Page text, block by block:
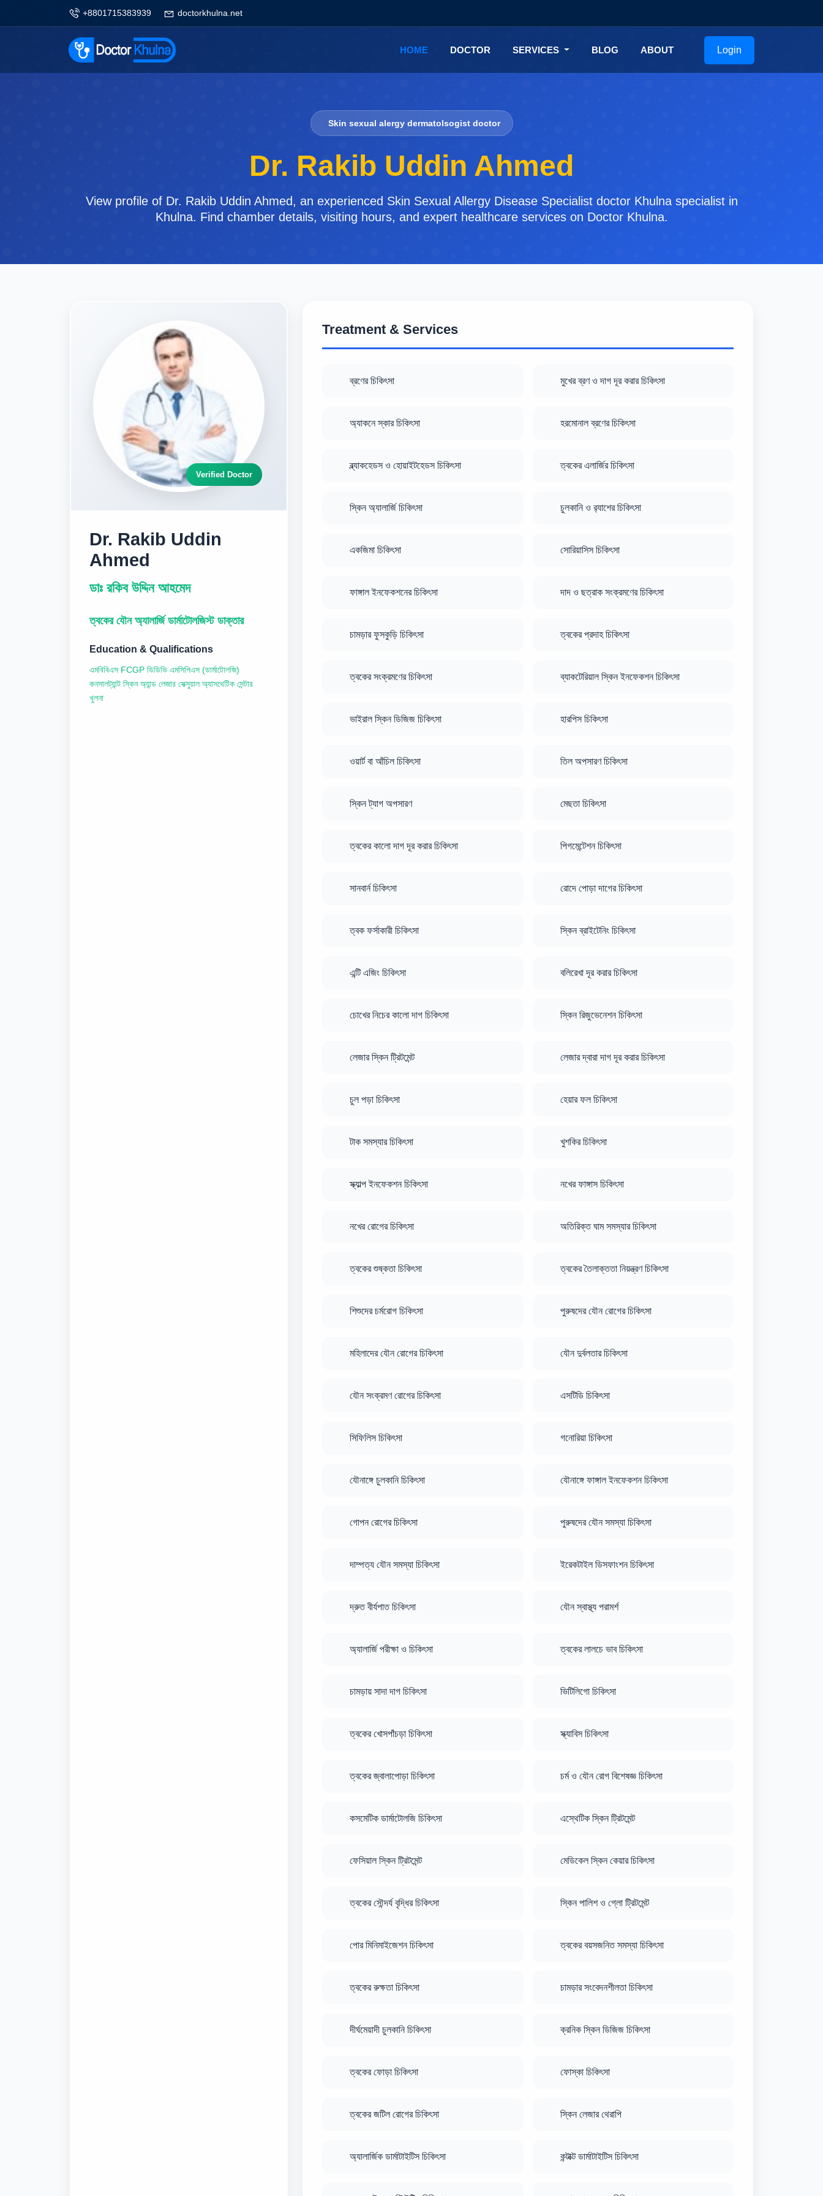
+8801715383939 doctorkhulna.net
HOME DOCTOR SERVICES BLOG ABOUT Login
Skin sexual alergy dermatolsogist doctor
Dr. Rakib Uddin Ahmed
View profile of Dr. Rakib Uddin Ahmed, an experienced Skin Sexual Allergy Disease Specialist doctor Khulna specialist in
Khulna. Find chamber details, visiting hours, and expert healthcare services on Doctor Khulna.
Verified Doctor
Dr. Rakib Uddin
Ahmed
ডাঃ রকিব উদ্দিন আহমেদ
ত্বকের যৌন অ্যালার্জি ডার্মাটোলজিস্ট ডাক্তার
Education & Qualifications
এমবিবিএস FCGP ডিডিভি এমসিপিএস (ডার্মাটোলজি)
কনসালট্যান্ট স্কিন অ্যান্ড লেজার সেক্সুয়াল অ্যাসথেটিক সেন্টার
খুলনা
Treatment & Services
ব্রণের চিকিৎসা মুখের ব্রণ ও দাগ দূর করার চিকিৎসা
অ্যাকনে স্কার চিকিৎসা হরমোনাল ব্রণের চিকিৎসা
ব্ল্যাকহেডস ও হোয়াইটহেডস চিকিৎসা ত্বকের এলার্জির চিকিৎসা
স্কিন অ্যালার্জি চিকিৎসা চুলকানি ও র‍্যাশের চিকিৎসা
একজিমা চিকিৎসা সোরিয়াসিস চিকিৎসা
ফাঙ্গাল ইনফেকশনের চিকিৎসা দাদ ও ছত্রাক সংক্রমণের চিকিৎসা
চামড়ার ফুসকুড়ি চিকিৎসা ত্বকের প্রদাহ চিকিৎসা
ত্বকের সংক্রমণের চিকিৎসা ব্যাকটেরিয়াল স্কিন ইনফেকশন চিকিৎসা
ভাইরাল স্কিন ডিজিজ চিকিৎসা হারপিস চিকিৎসা
ওয়ার্ট বা আঁচিল চিকিৎসা তিল অপসারণ চিকিৎসা
স্কিন ট্যাগ অপসারণ মেছতা চিকিৎসা
ত্বকের কালো দাগ দূর করার চিকিৎসা পিগমেন্টেশন চিকিৎসা
সানবার্ন চিকিৎসা রোদে পোড়া দাগের চিকিৎসা
ত্বক ফর্সাকারী চিকিৎসা স্কিন ব্রাইটেনিং চিকিৎসা
এন্টি এজিং চিকিৎসা বলিরেখা দূর করার চিকিৎসা
চোখের নিচের কালো দাগ চিকিৎসা স্কিন রিজুভেনেশন চিকিৎসা
লেজার স্কিন ট্রিটমেন্ট লেজার দ্বারা দাগ দূর করার চিকিৎসা
চুল পড়া চিকিৎসা হেয়ার ফল চিকিৎসা
টাক সমস্যার চিকিৎসা খুশকির চিকিৎসা
স্ক্যাল্প ইনফেকশন চিকিৎসা নখের ফাঙ্গাস চিকিৎসা
নখের রোগের চিকিৎসা অতিরিক্ত ঘাম সমস্যার চিকিৎসা
ত্বকের শুষ্কতা চিকিৎসা ত্বকের তৈলাক্ততা নিয়ন্ত্রণ চিকিৎসা
শিশুদের চর্মরোগ চিকিৎসা পুরুষদের যৌন রোগের চিকিৎসা
মহিলাদের যৌন রোগের চিকিৎসা যৌন দুর্বলতার চিকিৎসা
যৌন সংক্রমণ রোগের চিকিৎসা এসটিডি চিকিৎসা
সিফিলিস চিকিৎসা গনোরিয়া চিকিৎসা
যৌনাঙ্গে চুলকানি চিকিৎসা যৌনাঙ্গে ফাঙ্গাল ইনফেকশন চিকিৎসা
গোপন রোগের চিকিৎসা পুরুষদের যৌন সমস্যা চিকিৎসা
দাম্পত্য যৌন সমস্যা চিকিৎসা ইরেকটাইল ডিসফাংশন চিকিৎসা
দ্রুত বীর্যপাত চিকিৎসা যৌন স্বাস্থ্য পরামর্শ
অ্যালার্জি পরীক্ষা ও চিকিৎসা ত্বকের লালচে ভাব চিকিৎসা
চামড়ায় সাদা দাগ চিকিৎসা ভিটিলিগো চিকিৎসা
ত্বকের খোসপাঁচড়া চিকিৎসা স্ক্যাবিস চিকিৎসা
ত্বকের জ্বালাপোড়া চিকিৎসা চর্ম ও যৌন রোগ বিশেষজ্ঞ চিকিৎসা
কসমেটিক ডার্মাটোলজি চিকিৎসা এস্থেটিক স্কিন ট্রিটমেন্ট
ফেসিয়াল স্কিন ট্রিটমেন্ট মেডিকেল স্কিন কেয়ার চিকিৎসা
ত্বকের সৌন্দর্য বৃদ্ধির চিকিৎসা স্কিন পালিশ ও গ্লো ট্রিটমেন্ট
পোর মিনিমাইজেশন চিকিৎসা ত্বকের বয়সজনিত সমস্যা চিকিৎসা
ত্বকের রুক্ষতা চিকিৎসা চামড়ার সংবেদনশীলতা চিকিৎসা
দীর্ঘমেয়াদী চুলকানি চিকিৎসা ক্রনিক স্কিন ডিজিজ চিকিৎসা
ত্বকের ফোড়া চিকিৎসা ফোস্কা চিকিৎসা
ত্বকের জটিল রোগের চিকিৎসা স্কিন লেজার থেরাপি
অ্যালার্জিক ডার্মাটাইটিস চিকিৎসা কন্টাক্ট ডার্মাটাইটিস চিকিৎসা